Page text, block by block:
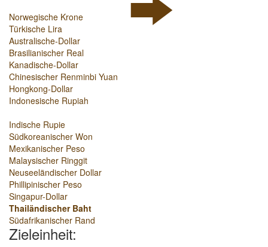
Norwegische Krone
Türkische Lira
Australische-Dollar
Brasilianischer Real
Kanadische-Dollar
Chinesischer Renminbi Yuan
Hongkong-Dollar
Indonesische Rupiah
Indische Rupie
Südkoreanischer Won
Mexikanischer Peso
Malaysischer Ringgit
Neuseeländischer Dollar
Phillipinischer Peso
Singapur-Dollar
Thailändischer Baht
Südafrikanischer Rand
Zieleinheit: